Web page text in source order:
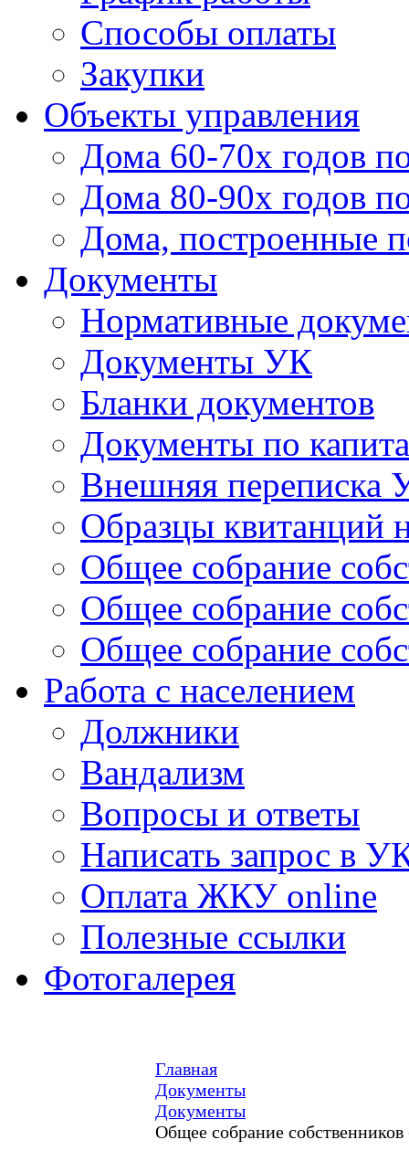
Способы оплаты
Закупки
Объекты управления
Дома 60-70х годов
Дома 80-90х годов
Дома, построенные
Документы
Нормативные
Документы УК
Бланки документов
Документы по
Внешняя переписка
Образцы квитанций
Общее собрание
Общее собрание
Общее собрание
Работа с населением
Должники
Вандализм
Вопросы и ответы
Написать запрос в
Оплата ЖКУ online
Полезные ссылки
Фотогалерея
Главная
Документы
Документы
Общее собрание